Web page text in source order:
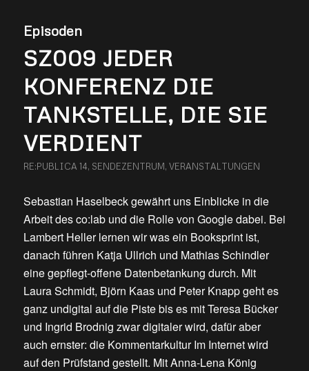
Episoden
SZ009 JEDER
KONFERENZ DIE
TANKSTELLE, DIE SIE
VERDIENT
RE:PUBLICA 14, SENDEZENTRUM, VERANSTALTUNGEN
Sebastian Haselbeck gewährt uns Einblicke in die
Arbeit des co:lab und die Rolle von Google dabei. Bei
Lambert Heller lernen wir was ein Booksprint ist,
danach führen Katja Ullrich und Mathias Schindler
eine gepflegt-offene Datenbetankung durch. Mit
Laura Schmidt, Björn Kaas und Peter Knapp geht es
ganz undigital auf die Piste bis es mit Teresa Bücker
und Ingrid Brodnig zwar digitaler wird, dafür aber
auch ernster: die Kommentarkultur Im Internet wird
auf den Prüfstand gestellt. Mit Anna-Lena König